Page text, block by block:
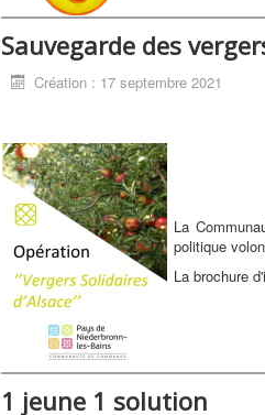
Sauvegarde des
Création : 17 septembre 2021
La
politique
La brochure
1 jeune 1 solution